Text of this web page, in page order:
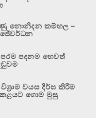
නොනිදන කම්හල –
පදනම හෙවත්
වයස දීර්ඝ කිරීම
කළයට ගොම මුසු